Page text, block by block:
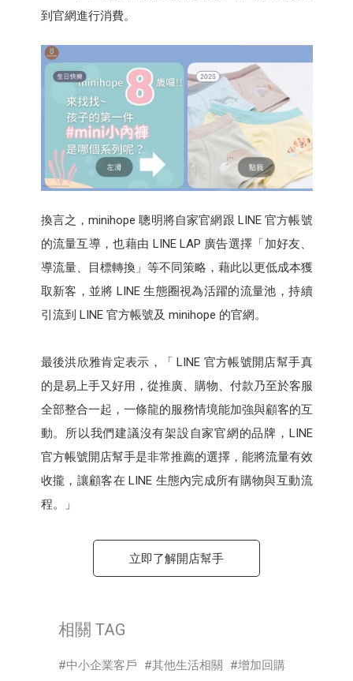
到官網進行消費。
換言之，minihope 聰明將自家官網跟 LINE 官方帳號
的流量互導，也藉由 LINE LAP 廣告選擇「加好友、
導流量、目標轉換」等不同策略，藉此以更低成本獲
取新客，並將 LINE 生態圈視為活躍的流量池，持續
引流到 LINE 官方帳號及 minihope 的官網。
最後洪欣雅肯定表示，「 LINE 官方帳號開店幫手真
的是易上手又好用，從推廣、購物、付款乃至於客服
全部整合一起，一條龍的服務情境能加強與顧客的互
動。所以我們建議沒有架設自家官網的品牌，LINE
官方帳號開店幫手是非常推薦的選擇，能將流量有效
收攏，讓顧客在 LINE 生態內完成所有購物與互動流
程。」
立即了解開店幫手
相關 TAG
中小企業客戶 其他生活相關
增加回購